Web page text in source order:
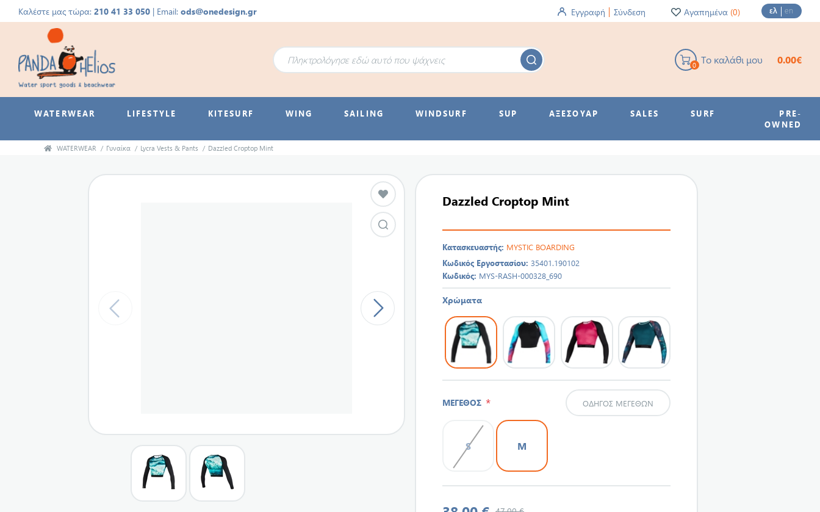
Καλέστε μας τώρα:210 41 33 050 | Email:ods@onedesign.gr Εγγραφή Σύνδεση Αγαπημένα (0) ελ en
Το καλάθι μου
0 0.00€
WATERWEAR LIFESTYLE KITESURF WING SAILING WINDSURF SUP ΑΞΕΣΟΥΑΡ SALES SURF
PRE-
OWNED
WATERWEAR / Γυναίκα / Lycra Vests & Pants / Dazzled Croptop Mint
Dazzled Croptop Mint
Κατασκευαστής: MYSTIC BOARDING
Κωδικός Εργοστασίου: 35401.190102
Κωδικός: MYS-RASH-000328_690
Χρώματα
ΜΕΓΕΘΟΣ * ΟΔΗΓΌΣ ΜΕΓΕΘΏΝ
S M